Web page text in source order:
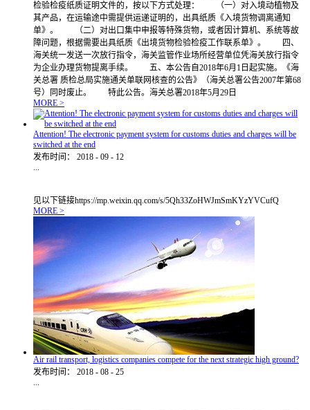
检验检疫纸质证明文件的，按以下方式处理： （一）对入境动植物及
其产品，在运输途中需提供运递证明的，出具纸质《入境货物调离通知
单》。 （二）对出口集中申报等特殊货物，或者因计算机、系统等故
障问题，根据需要出具纸质《出境货物检验检疫工作联系单》。 四、
海关统一发送一次放行指令，海关监管作业场所经营单位凭海关放行指令
为企业办理货物提离手续。 五、本公告自2018年6月1日起实施。《海
关总署 质检总局实施通关单联网核查的公告》（海关总署公告2007年第68
号）同时废止。 特此公告。海关总署2018年5月29日
MORE >
Attention! The electronic payment system for customs duties and charges will be
switched at the end
发布时间：
2018 - 09 - 12
...
见以下链接https://mp.weixin.qq.com/s/5Qh33ZoHWJmSmKYzYVCufQ
MORE >
Air rail transport, logistics companies compete for the next strategic high ground?
发布时间：
2018 - 08 - 25
...